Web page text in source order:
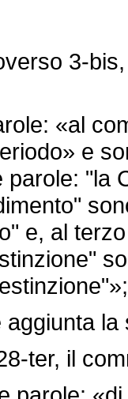
3-bis,
«al
e
"la
e, al
la
ter, il